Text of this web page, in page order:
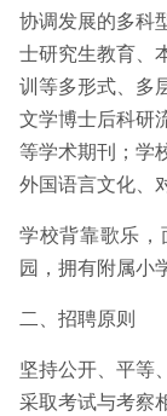
协调发展的多科
士研究生教育、
训等多形式、多
文学博士后科研
等学术期刊；学
外国语言文化、
学校背靠歌乐，
园，拥有附属小
二、招聘原则
坚持公开、平等
采取考试与考察